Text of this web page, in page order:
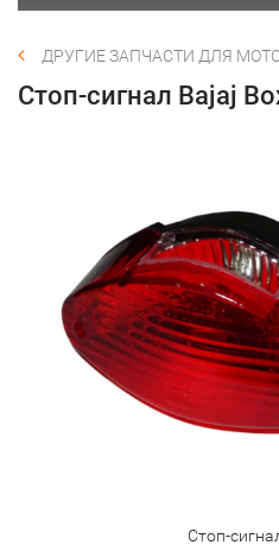
ДРУГИЕ ЗАПЧАСТИ ДЛЯ
Стоп-сигнал Bajaj
Стоп-